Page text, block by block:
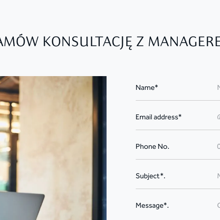
KONSULTACJĘ Z
Name*
Email address*
Phone No.
Subject*.
Message*.